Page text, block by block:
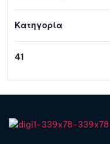
Κατηγορία
41